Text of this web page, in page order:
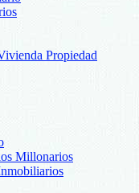
Propiedad
Millonarios